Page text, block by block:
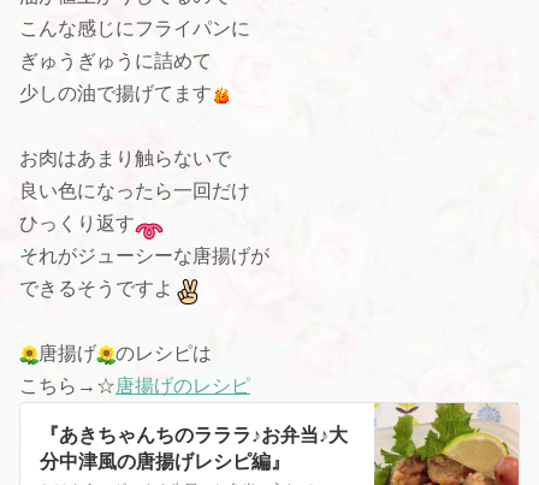
こんな感じにフライパンに
ぎゅうぎゅうに詰めて
少しの油で揚げてます
お肉はあまり触らないで
良い色になったら一回だけ
ひっくり返す
それがジューシーな唐揚げが
できるそうですよ
唐揚げ
のレシピは
こちら→☆唐揚げのレシピ
『あきちゃんちのラララ♪お弁当♪大
分中津風の唐揚げレシピ編』